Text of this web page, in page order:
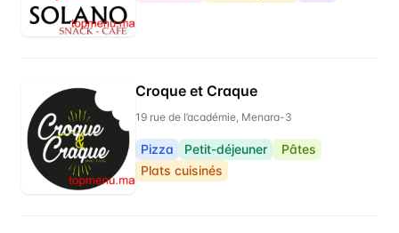
Croque et Craque
19 rue de l’académie, Menara-3
Pizza Petit-déjeuner
Pâtes
Plats cuisinés